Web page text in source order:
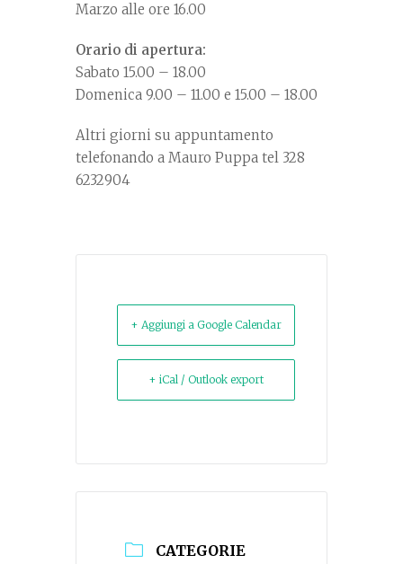
Marzo alle ore 16.00
Orario di apertura:
Sabato 15.00 – 18.00
Domenica 9.00 – 11.00 e 15.00 – 18.00
Altri giorni su appuntamento
telefonando a Mauro Puppa tel 328
6232904
+ Aggiungi a Google Calendar
+ iCal / Outlook export
CATEGORIE